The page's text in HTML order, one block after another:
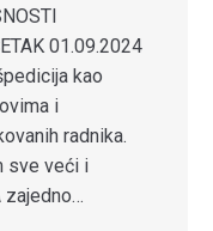
01.09.2024
kao
i
radnika.
sve veći i
zajedno…